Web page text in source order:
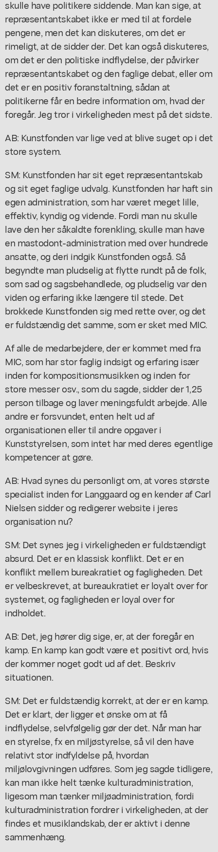
skulle have politikere siddende. Man kan sige, at
repræsentantskabet ikke er med til at fordele
pengene, men det kan diskuteres, om det er
rimeligt, at de sidder der. Det kan også diskuteres,
om det er den politiske indflydelse, der påvirker
repræsentantskabet og den faglige debat, eller om
det er en positiv foranstaltning, sådan at
politikerne får en bedre information om, hvad der
foregår. Jeg tror i virkeligheden mest på det sidste.
AB: Kunstfonden var lige ved at blive suget op i det
store system.
SM: Kunstfonden har sit eget repræsentantskab
og sit eget faglige udvalg. Kunstfonden har haft sin
egen administration, som har været meget lille,
effektiv, kyndig og vidende. Fordi man nu skulle
lave den her såkaldte forenkling, skulle man have
en mastodont-administration med over hundrede
ansatte, og deri indgik Kunstfonden også. Så
begyndte man pludselig at flytte rundt på de folk,
som sad og sagsbehandlede, og pludselig var den
viden og erfaring ikke længere til stede. Det
brokkede Kunstfonden sig med rette over, og det
er fuldstændig det samme, som er sket med MIC.
Af alle de medarbejdere, der er kommet med fra
MIC, som har stor faglig indsigt og erfaring især
inden for kompositionsmusikken og inden for
store messer osv., som du sagde, sidder der 1,25
person tilbage og laver meningsfuldt arbejde. Alle
andre er forsvundet, enten helt ud af
organisationen eller til andre opgaver i
Kunststyrelsen, som intet har med deres egentlige
kompetencer at gøre.
AB: Hvad synes du personligt om, at vores største
specialist inden for Langgaard og en kender af Carl
Nielsen sidder og redigerer website i jeres
organisation nu?
SM: Det synes jeg i virkeligheden er fuldstændigt
absurd. Det er en klassisk konflikt. Det er en
konflikt mellem bureakratiet og fagligheden. Det
er velbeskrevet, at bureaukratiet er loyalt over for
systemet, og fagligheden er loyal over for
indholdet.
AB: Det, jeg hører dig sige, er, at der foregår en
kamp. En kamp kan godt være et positivt ord, hvis
der kommer noget godt ud af det. Beskriv
situationen.
SM: Det er fuldstændig korrekt, at der er en kamp.
Det er klart, der ligger et ønske om at få
indflydelse, selvfølgelig gør der det. Når man har
en styrelse, fx en miljøstyrelse, så vil den have
relativt stor indfyldelse på, hvordan
miljølovgivningen udføres. Som jeg sagde tidligere,
kan man ikke helt tænke kulturadministration,
ligesom man tænker miljøadministration, fordi
kulturadministration fordrer i virkeligheden, at der
findes et musiklandskab, der er aktivt i denne
sammenhæng.